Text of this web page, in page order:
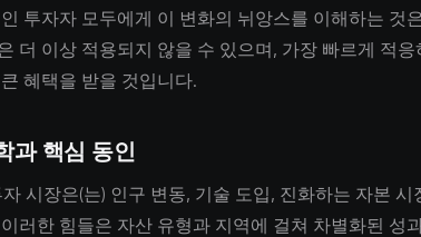
투자자 모두에게 이 변화의 뉘앙스를 이해하는 것
더 이상 적용되지 않을 수 있으며, 가장 빠르게 적
혜택을 받을 것입니다.
과 핵심 동인
시장은(는) 인구 변동, 기술 도입, 진화하는 자본
러한 힘들은 자산 유형과 지역에 걸쳐 차별화된 성